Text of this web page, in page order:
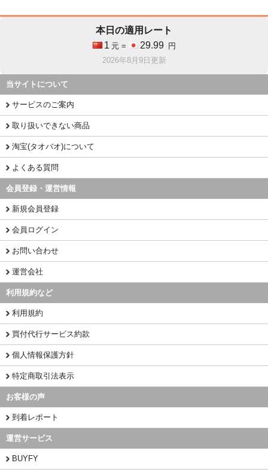
本日の適用レート
1 元 = 29.99
円
2026年8月9日更新
当サイトについて
サービスのご案内
取り扱いできない商品
淘宝(タオバオ)について
よくある質問
会員登録・運営情報
新規会員登録
会員ログイン
お問い合わせ
運営会社
利用規約など
利用規約
買付代行サービス約款
個人情報保護方針
特定商取引法表示
お客様の声
到着レポート
運営サービス
BUYFY